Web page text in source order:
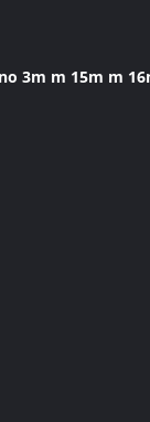
3m m 15m m